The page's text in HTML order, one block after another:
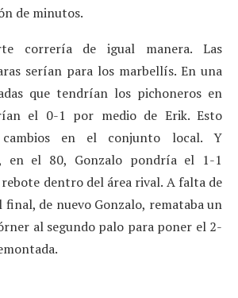
de minutos.
correría de igual manera. Las
serían para los marbellís. En una
que tendrían los pichoneros en
el 0-1 por medio de Erik. Esto
cambios en el conjunto local. Y
en el 80, Gonzalo pondría el 1-1
dentro del área rival. A falta de
de nuevo Gonzalo, remataba un
al segundo palo para poner el 2-